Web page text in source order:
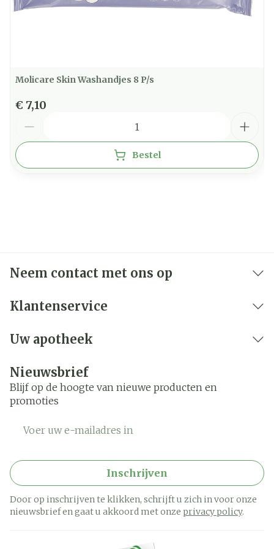
Molicare Skin Washandjes 8 P/s
€ 7,10
Bestel
Neem contact met ons op
Klantenservice
Uw apotheek
Nieuwsbrief
Blijf op de hoogte van nieuwe producten en
promoties
Inschrijven
Door op inschrijven te klikken, schrijft u zich in voor onze
nieuwsbrief en gaat u akkoord met onze privacy policy.